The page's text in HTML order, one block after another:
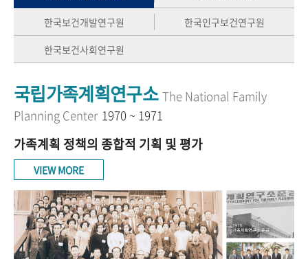
VR 역사관한국보건개발연구원
한국인구보건연구원
한국보건사회연구원
국립가족계획연구소 The National Family
Planning Center 1970 ~ 1971
가족계획 정책의 종합적 기획 및 평가
VIEW MORE